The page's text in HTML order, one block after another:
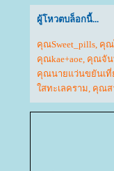
ผู้โหวตบล็อกนี้...
คุณSweet_pills คุณ
คุณkae+aoe คุณจัน
คุณนายแว่นขยันเที่
สทะเลคราม คุณส